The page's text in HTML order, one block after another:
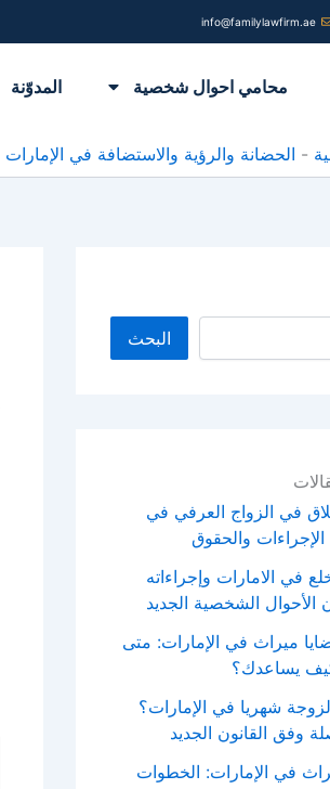
info@familylawfirm.ae
محامي احوال شخصية المدوّنة
- الحضانة والرؤية والاستضافة في الإمارات
البحث
في الزواج العرفي في
الإجراءات والحقوق
في الامارات وإجراءاته
الأحوال الشخصية الجديد
ميراث في الإمارات: متى
يساعدك؟
شهريا في الإمارات؟
وفق القانون الجديد
في الإمارات: الخطوات